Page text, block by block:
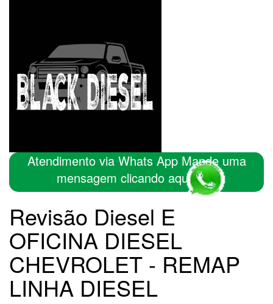
Atendimento via Whats App Mande uma
mensagem clicando aqui
Revisão Diesel E
OFICINA DIESEL
CHEVROLET - REMAP
LINHA DIESEL